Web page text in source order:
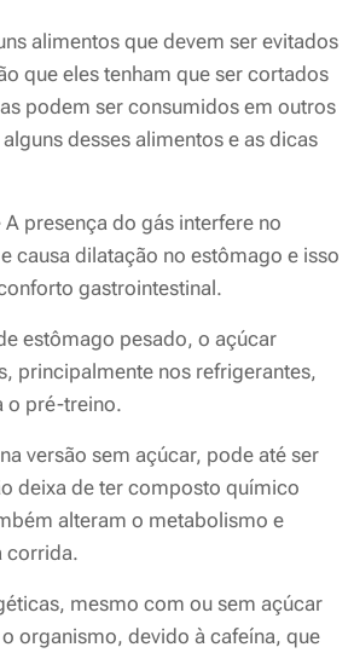
alimentos que devem ser evitados
que eles tenham que ser cortados
podem ser consumidos em outros
desses alimentos e as dicas
A presença do gás interfere no
causa dilatação no estômago e isso
gastrointestinal.
estômago pesado, o açúcar
principalmente nos refrigerantes,
o pré-treino.
versão sem açúcar, pode até ser
deixa de ter composto químico
alteram o metabolismo e
corrida.
mesmo com ou sem açúcar
organismo, devido à cafeína, que